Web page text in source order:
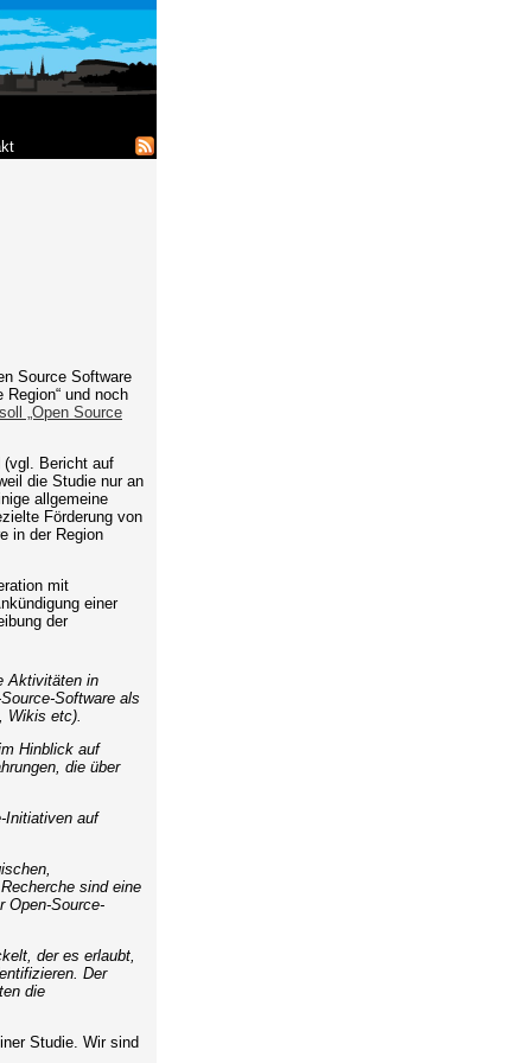
Source Software
und noch
„Open Source
(vgl. Bericht auf
die Studie nur an
allgemeine
Förderung von
in der Region
mit
einer
der
Aktivitäten in
Software als
Wikis etc).
Hinblick auf
die über
Initiativen auf
sind eine
Open-Source-
der es erlaubt,
Der
die
Studie. Wir sind